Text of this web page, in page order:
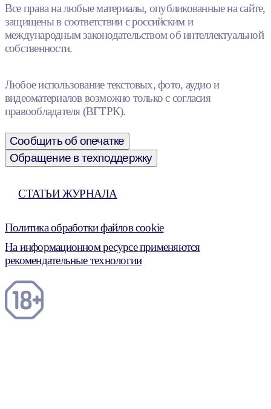
Все права на любые материалы, опубликованные на сайте,
защищены в соответствии с российским и
международным законодательством об интеллектуальной
собственности.
Любое использование текстовых, фото, аудио и
видеоматериалов возможно только с согласия
правообладателя (ВГТРК).
Сообщить об опечатке
Обращение в техподдержку
СТАТЬИ ЖУРНАЛА
Политика обработки файлов cookie
На информационном ресурсе применяются
рекомендательные технологии